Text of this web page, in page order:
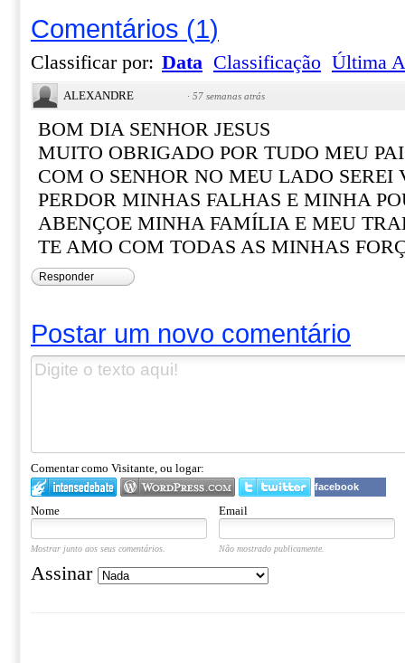
Comentários (1)
Classificar por: Data Classificação Última
ALEXANDRE · 57 semanas atrás
BOM DIA SENHOR JESUS
MUITO OBRIGADO POR TUDO MEU PAI
COM O SENHOR NO MEU LADO SEREI
PERDOR MINHAS FALHAS E MINHA
ABENÇOE MINHA FAMÍLIA E MEU
TE AMO COM TODAS AS MINHAS
Responder
Postar um novo comentário
Comentar como Visitante, ou logar:
facebook
Nome Email
Mostrar junto aos seus comentários. Não mostrado publicamente.
Assinar